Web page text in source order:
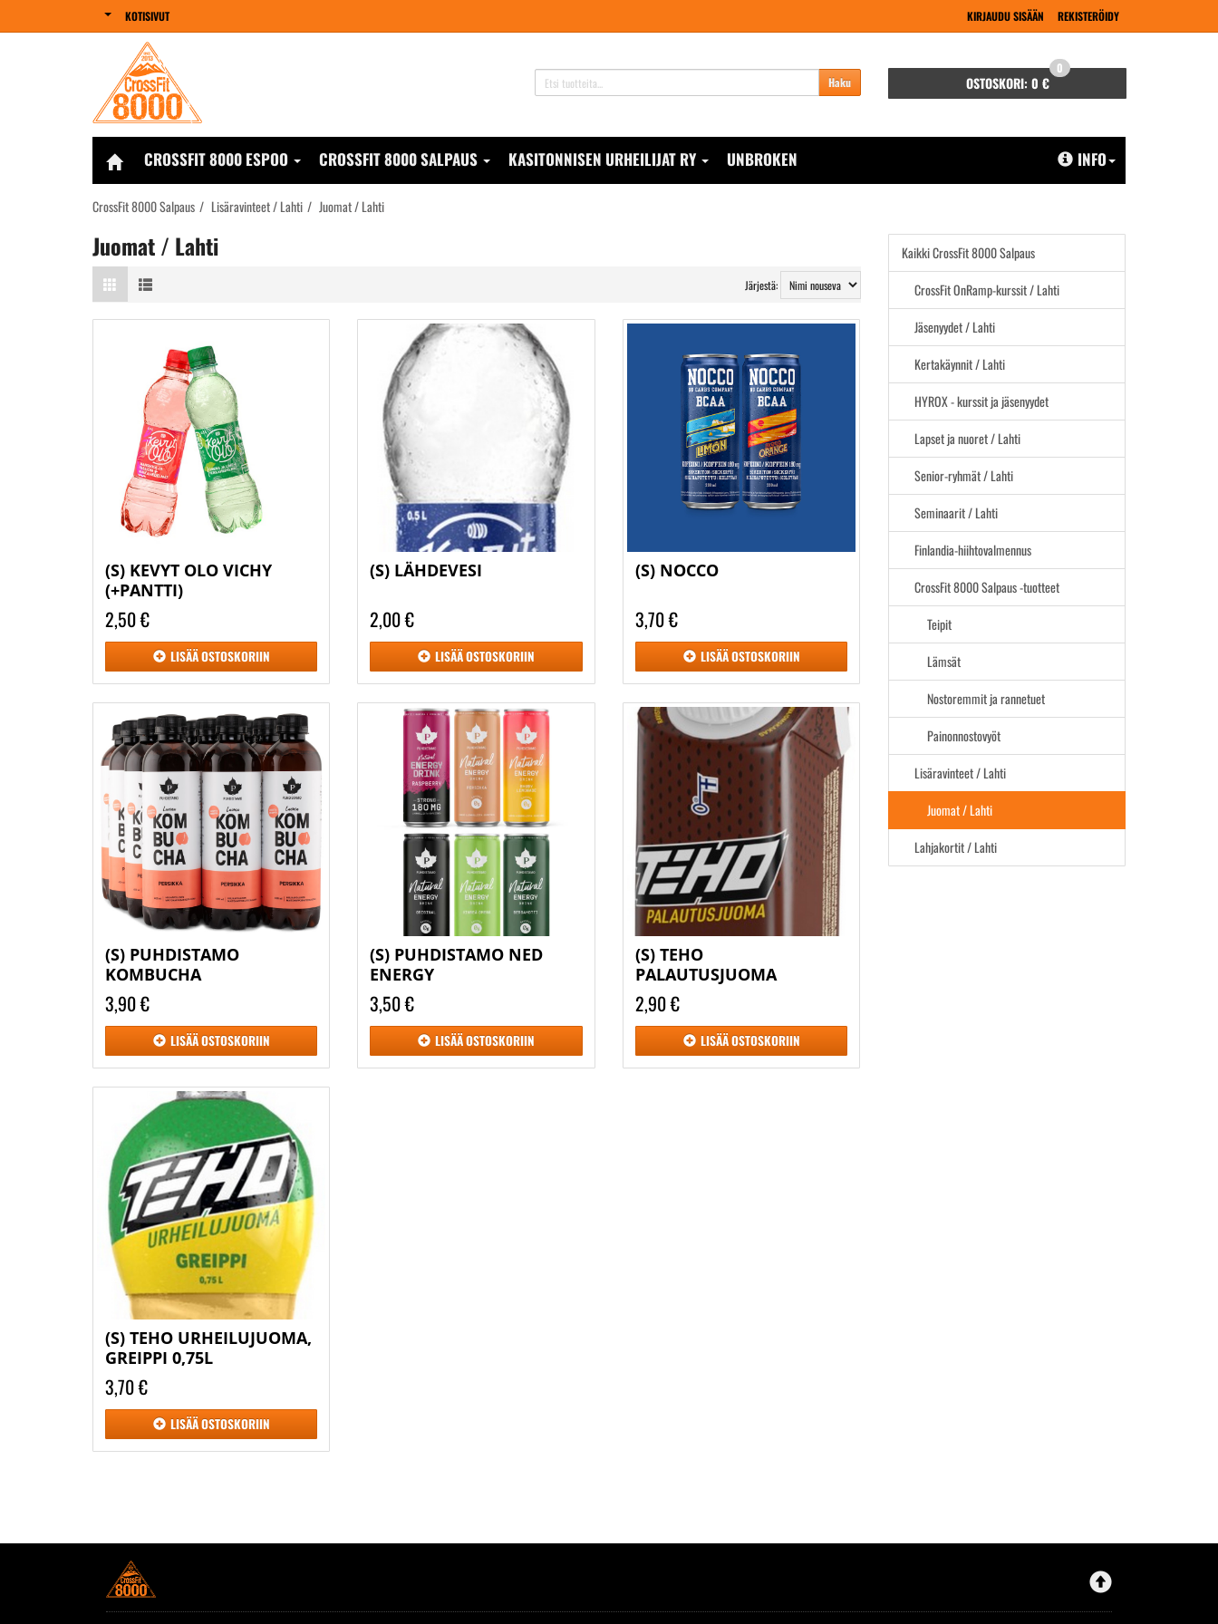
KOTISIVUT KIRJAUDU SISÄÄN REKISTERÖIDY
Haku OSTOSKORI: 0 €
0
CROSSFIT 8000 ESPOO CROSSFIT 8000 SALPAUS KASITONNISEN URHEILIJAT RY UNBROKEN INFO
CrossFit 8000 Salpaus Lisäravinteet / Lahti Juomat / Lahti
Kaikki CrossFit 8000 Salpaus
CrossFit OnRamp-kurssit / Lahti
Jäsenyydet / Lahti
Kertakäynnit / Lahti
HYROX - kurssit ja jäsenyydet
Lapset ja nuoret / Lahti
Senior-ryhmät / Lahti
Seminaarit / Lahti
Finlandia-hiihtovalmennus
CrossFit 8000 Salpaus -tuotteet
Teipit
Lämsät
Nostoremmit ja rannetuet
Painonnostovyöt
Lisäravinteet / Lahti
Juomat / Lahti
Lahjakortit / Lahti
Juomat / Lahti
Järjestä:
(S) KEVYT OLO VICHY
(+PANTTI)
2,50 €
LISÄÄOSTOSKORIIN
(S) LÄHDEVESI
2,00 €
LISÄÄOSTOSKORIIN
(S) NOCCO
3,70 €
LISÄÄOSTOSKORIIN
(S) PUHDISTAMO
KOMBUCHA
3,90 €
LISÄÄOSTOSKORIIN
(S) PUHDISTAMO NED
ENERGY
3,50 €
LISÄÄOSTOSKORIIN
(S) TEHO
PALAUTUSJUOMA
2,90 €
LISÄÄOSTOSKORIIN
(S) TEHO URHEILUJUOMA,
GREIPPI 0,75L
3,70 €
LISÄÄOSTOSKORIIN